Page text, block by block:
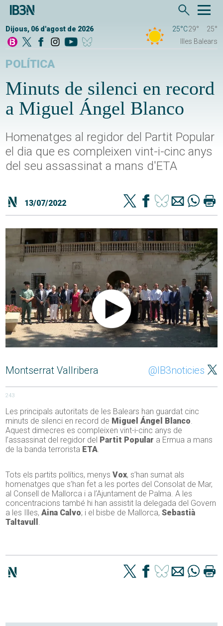
Dijous, 06 d'agost de 2026 25°C29°
25°
Illes Balears
POLÍTICA
Minuts de silenci en record
a Miguel Ángel Blanco
Homenatges al regidor del Partit Popular
el dia que es compleixen vint-i-cinc anys
del seu assassinat a mans d'ETA
13/07/2022
Montserrat Vallribera @IB3noticies
243
Les principals autoritats de les Balears han guardat cinc
minuts de silenci en record de Miguel Ángel Blanco.
Aquest dimecres es compleixen vint-i-cinc anys de
l’assassinat del regidor del Partit Popular a Ermua a mans
de la banda terrorista ETA.
Tots els partits polítics, menysVox, s’han sumat als
homenatges que s’han fet a les portes del Consolat de Mar,
al Consell de Mallorca i a l’Ajuntament de Palma. A les
concentracions també hi han assistit la delegada del Govern
a les Illes,Aina Calvo; i el bisbe de Mallorca,Sebastià
Taltavull .